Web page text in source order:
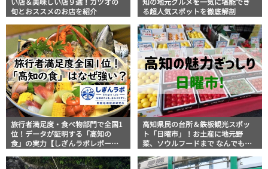
い店＆美味しい店９選！カツオの
旬とおススメのお店を紹介
知の地元グルメを一気に堪能でき
る超人気スポットを徹底解剖
旅行者満足度・食べ物部門で全国1
位！データが証明する「高知の
食」の実力【しぎんラボレポー
高知県民の台所＆鉄板観光スポッ
ト「日曜市」！お土産に地元野
菜、ソウルフードまで なんでもそ
説！